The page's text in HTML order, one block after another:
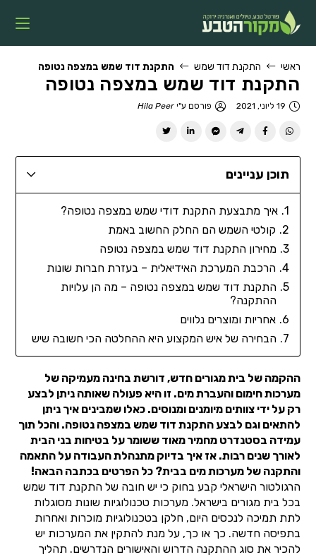
ראשי התקנת דוד שמש התקנת דוד שמש במצפה נטופה
התקנת דוד שמש במצפה נטופה
19 ליוני, 2021 פורסם ע"יHila Peer
תוכן עניינים
איך מתבצעת התקנת דודי שמש במצפה נטופה?
קולטי השמש הם החלק החשוב באמת
מחירון התקנת דוד שמש במצפה נטופה
הרכבת המערכת האידיאלית – בעזרת חברות שונות
התקנת דוד שמש במצפה נטופה – מה הן עלויות
ההתקנה?
אחריות ומוצרים נלווים
הבחירה של איש המקצוע היא ההחלטה הכי חשובה שיש
ההקמה של בית מגורים חדש, דורשת בחינה מעמיקה של
מערכות חימום והעברת מים. זו היא פעולה שאותה ניתן לבצע
רק על ידי צוותים מיומנים ומנוסים. כאלו שמבינים איך ניתן
להתאים וגם לבצע התקנת דוד שמש במצפה נטופה. והכל תוך
עמידה בסטנדרט מחמיר מאוד ששומר על בטיחות בני הבית
לאורך שנים רבות. אז איך בדיוק מתנהלת העבודה על התאמה
והתקנה של מערכות מים בבית? כל הפרטים בכתבה הבאה!
הרגולטור הישראלי קבע בחוק כי יש חובה של התקנת דוד שמש
בכל בית מגורים בישראל. מערכות טכנולוגיות שונות מסוגלות
לתת תמיכה לנכסים היום, חלקן בטכנולוגיות מוכרות ואחרות
בתפיסה חדשה. כך או כך, על מנת להתקין את המערכות יש
להכיר את סוג ההתקנה הדרוש והאישורים הנדרשים. תהליך